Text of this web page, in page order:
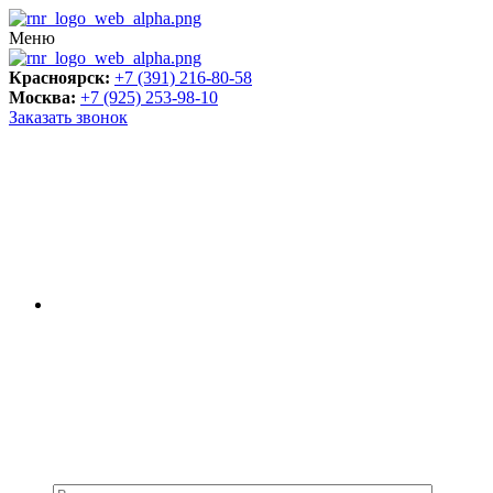
Меню
Красноярск: +7 (391) 216-80-58
Москва: +7 (925) 253-98-10
Заказать звонок